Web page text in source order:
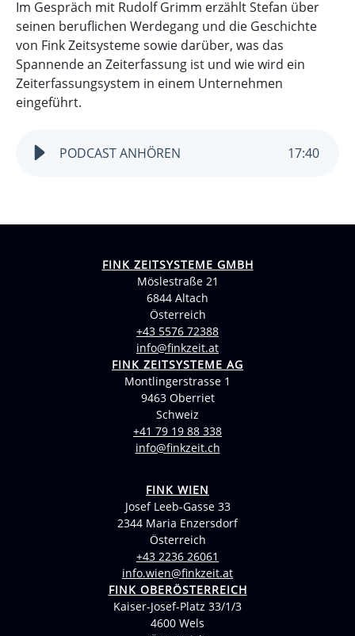
Im Gespräch mit Rudolf Grimm erzählt Stefan über
seinen beruflichen Werdegang und die Geschichte
von Fink Zeitsysteme sowie darüber, was das
Spannende an Zeiterfassung ist und wie wird ein
Zeiterfassungsystem in einem Unternehmen
eingeführt.
PODCAST ANHÖREN 17:40
FINK ZEITSYSTEME GMBH
Möslestraße 21
6844 Altach
Österreich
+43 5576 72388
info@finkzeit.at
FINK ZEITSYSTEME AG
Montlingerstrasse 1
9463 Oberriet
Schweiz
+41 79 19 88 338
info@finkzeit.ch
FINK WIEN
Josef Leeb-Gasse 33
2344 Maria Enzersdorf
Österreich
+43 2236 26061
info.wien@finkzeit.at
FINK OBERÖSTERREICH
Kaiser-Josef-Platz 33/1/3
4600 Wels